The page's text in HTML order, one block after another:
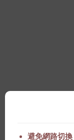
避免網路切換